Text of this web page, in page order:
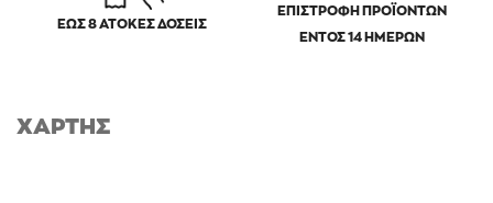
ΕΩΣ 8 ΑΤΟΚΕΣ ΔΟΣΕΙΣ
ΕΠΙΣΤΡΟΦΗ ΠΡΟΪΟΝΤΩΝ
ΕΝΤΟΣ 14 ΗΜΕΡΩΝ
ΧΑΡΤΗΣ